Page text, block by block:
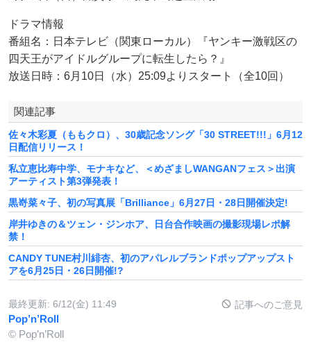
ドラマ情報
番組名：日本テレビ（関東ローカル）『ヤンキー激戦区の
四天王がアイドルグループに転生したら？』
放送日時：6月10日（水）25:09よりスタート（全10回）
関連記事
佐々木彩夏（ももクロ）、30歳記念ソング「30 STREET!!!」6月12
日配信リリース！
私立恵比寿中学、モナキなど、＜めざましWANGANフェス＞出演
アーティスト第3弾発表！
黒嵜菜々子、初の写真展「Brilliance」6月27日・28日開催決定!
岸井ゆきの＆ツェン・ジンホア、日台合作映画の撮影現場レポ解
禁！
CANDY TUNE村川緋杏、初のアパレルブランドポップアップスト
アを6月25日・26日開催!?
最終更新: 6/12(金) 11:49 記事へのご意見
Pop’n’Roll
© Pop’n’Roll